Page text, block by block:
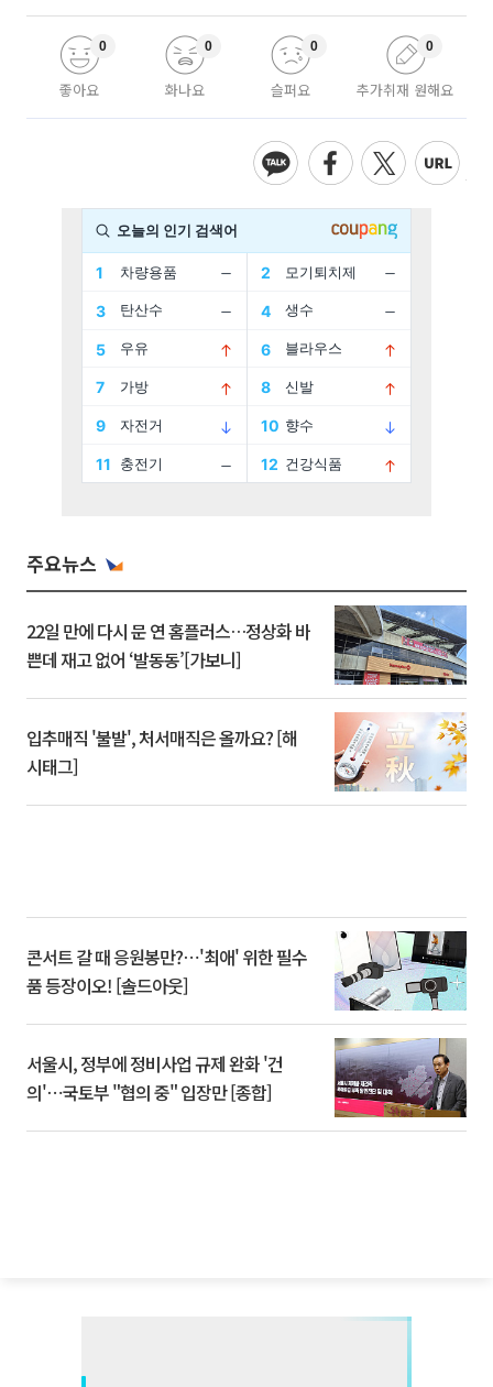
좋아요
0
화나요
0
슬퍼요
0
추가취재 원해요
0
주요뉴스
22일 만에 다시 문 연 홈플러스…정상화 바
쁜데 재고 없어 ‘발동동’[가보니]
입추매직 '불발', 처서매직은 올까요? [해
시태그]
콘서트 갈 때 응원봉만?⋯'최애' 위한 필수
품 등장이오! [솔드아웃]
서울시, 정부에 정비사업 규제 완화 '건
의'⋯국토부 "협의 중" 입장만 [종합]